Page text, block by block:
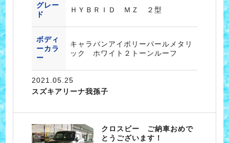
グレー
ド
ＨＹＢＲＩＤ ＭＺ ２型
ボディ
ーカラ
ー
キャラバンアイボリーパールメタリ
ック ホワイト２トーンルーフ
2021.05.25
スズキアリーナ我孫子
クロスビー ご納車おめで
とうございます！